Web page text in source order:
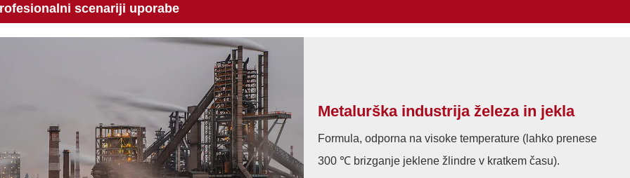
scenariji uporabe
Metalurška industrija železa in jekla
Formula, odporna na visoke temperature (lahko prenese
300 ℃ brizganje jeklene žlindre v kratkem času).